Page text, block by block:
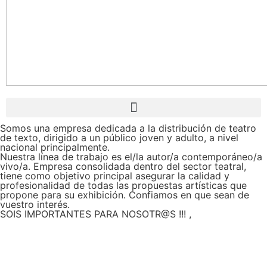
Somos una empresa dedicada a la distribución de teatro
de texto, dirigido a un público joven y adulto, a nivel
nacional principalmente.
Nuestra línea de trabajo es el/la autor/a contemporáneo/a
vivo/a. Empresa consolidada dentro del sector teatral,
tiene como objetivo principal asegurar la calidad y
profesionalidad de todas las propuestas artísticas que
propone para su exhibición. Confiamos en que sean de
vuestro interés.
SOIS IMPORTANTES PARA NOSOTR@S !!! ,